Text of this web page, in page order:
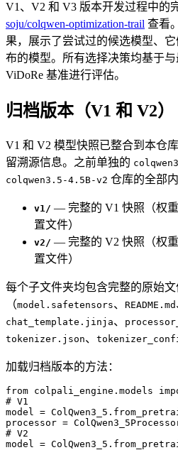
V1、V2 和 V3 版本开发过程中的
soju/colqwen-optimization-trail 查看
果，展示了尝试过的候选模型、
布的模型。所有选择决策均基于
ViDoRe 基准进行评估。
归档版本（V1 和 V2）
V1 和 V2 模型快照已整合到本仓
留溯源信息。之前单独的
colqwen3.5-4.5B-v2 仓库的全部
v1/ — 完整的 V1 快照（权
置文件）
v2/ — 完整的 V2 快照（权
置文件）
每个子文件夹均包含完整的原始
（model.safetensors、 README.md
chat_template.jinja、
tokenizer.json、
加载归档版本的方法：
from colpali_engine.models
# V1
model =
processor =
# V2
model =